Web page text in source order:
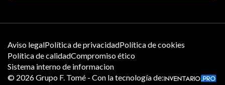
Aviso legalPolítica de privacidadPolítica de cookies
Política de calidadCompromiso ético
Sistema interno de informacion
© 2026Grupo F. Tomé - Con la tecnología de: